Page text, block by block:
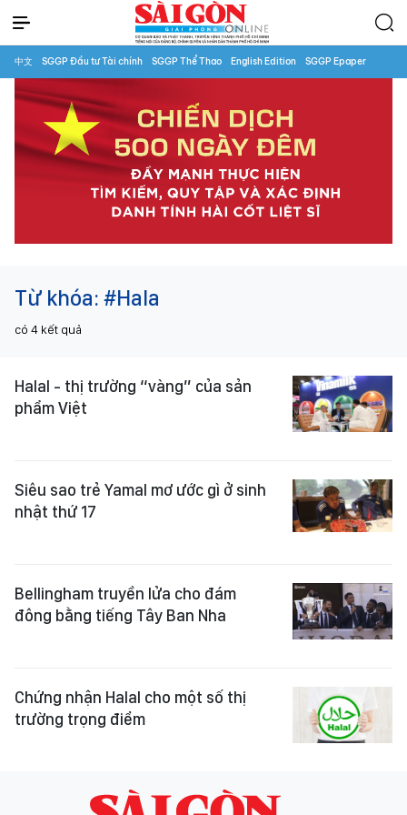
中文 SGGP Đầu tư Tài chính SGGP Thể Thao English Edition SGGP Epaper
Từ khóa: #Hala
có 4 kết quả
Halal - thị trường “vàng” của sản
phẩm Việt
Siêu sao trẻ Yamal mơ ước gì ở sinh
nhật thứ 17
Bellingham truyền lửa cho đám
đông bằng tiếng Tây Ban Nha
Chứng nhận Halal cho một số thị
trường trọng điểm